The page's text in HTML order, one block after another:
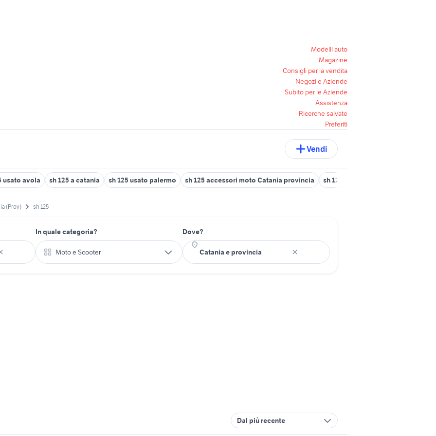
Modelli auto
Magazine
Consigli per la vendita
Negozi e Aziende
Subito per le Aziende
Assistenza
Ricerche salvate
Preferiti
Vendi
usato avola sh 125 a catania sh 125 usato palermo sh 125 accessori moto Catania provincia sh 125 messina
(Prov) sh 125
In quale categoria?
Moto e Scooter
Dove?
Dal più recente